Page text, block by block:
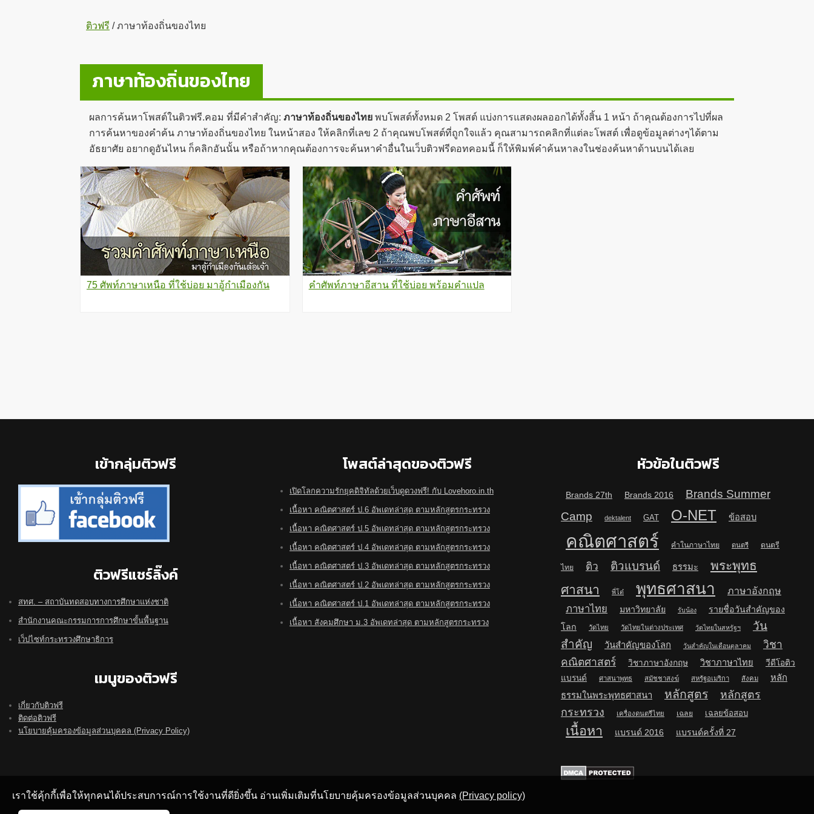
ติวฟรี /ภาษาท้องถิ่นของไทย
ภาษาท้องถิ่นของไทย
ผลการค้นหาโพสต์ในติวฟรี.คอม ที่มีคำสำคัญ: ภาษาท้องถิ่นของไทย พบโพสต์ทั้งหมด 2 โพสต์ แบ่งการแสดงผลออกได้ทั้งสิ้น 1 หน้า ถ้าคุณต้องการไปที่ผล
การค้นหาของคำค้น ภาษาท้องถิ่นของไทย ในหน้าสอง ให้คลิกที่เลข 2 ถ้าคุณพบโพสต์ที่ถูกใจแล้ว คุณสามารถคลิกที่แต่ละโพสต์ เพื่อดูข้อมูลต่างๆได้ตาม
อัธยาศัย อยากดูอันไหน ก็คลิกอันนั้น หรือถ้าหากคุณต้องการจะค้นหาคำอื่นในเว็บติวฟรีดอทคอมนี้ ก็ให้พิมพ์คำค้นหาลงในช่องค้นหาด้านบนได้เลย
75 ศัพท์ภาษาเหนือ ที่ใช้บ่อย มาอู้กําเมืองกัน คำศัพท์ภาษาอีสาน ที่ใช้บ่อย พร้อมคำแปล
เข้ากลุ่มติวฟรี
ติวฟรีแชร์ลิ๊งค์
สทศ. – สถาบันทดสอบทางการศึกษาแห่งชาติ
สำนักงานคณะกรรมการการศึกษาขั้นพื้นฐาน
เว็ปไซท์กระทรวงศึกษาธิการ
เมนูของติวฟรี
เกี่ยวกับติวฟรี
ติดต่อติวฟรี
นโยบายคุ้มครองข้อมูลส่วนบุคคล (Privacy Policy)
โพสต์ล่าสุดของติวฟรี
เปิดโลกความรักยุคดิจิทัลด้วยเว็บดูดวงฟรี! กับ Lovehoro.in.th
เนื้อหา คณิตศาสตร์ ป.6 อัพเดทล่าสุด ตามหลักสูตรกระทรวง
เนื้อหา คณิตศาสตร์ ป.5 อัพเดทล่าสุด ตามหลักสูตรกระทรวง
เนื้อหา คณิตศาสตร์ ป.4 อัพเดทล่าสุด ตามหลักสูตรกระทรวง
เนื้อหา คณิตศาสตร์ ป.3 อัพเดทล่าสุด ตามหลักสูตรกระทรวง
เนื้อหา คณิตศาสตร์ ป.2 อัพเดทล่าสุด ตามหลักสูตรกระทรวง
เนื้อหา คณิตศาสตร์ ป.1 อัพเดทล่าสุด ตามหลักสูตรกระทรวง
เนื้อหา สังคมศึกษา ม.3 อัพเดทล่าสุด ตามหลักสูตรกระทรวง
หัวข้อในติวฟรี
Brands 27th Brands 2016
Brands Summer
Camp
dektalent GAT O-NET ข้อสอบ
คณิตศาสตร์ คำในภาษาไทย ดนตรี ดนตรี
ไทย ติว ติวแบรนด์ ธรรมะ
พระพุทธ
ศาสนา
พี่โต๋ พุทธศาสนา ภาษาอังกฤษ
ภาษาไทย มหาวิทยาลัย รับน้อง
รายชื่อวันสำคัญของ
โลก
วัดไทย วัดไทยในต่างประเทศ วัดไทยในสหรัฐฯ
วัน
สำคัญ
วันสำคัญของโลก วันสำคัญในเดือนตุลาคม
วิชา
คณิตศาสตร์
วิชาภาษาอังกฤษ วิชาภาษาไทย
วีดีโอติว
แบรนด์
ศาสนาพุทธ สมัชชาสงฆ์ สหรัฐอเมริกา สังคม
หลัก
ธรรมในพระพุทธศาสนา
หลักสูตร
หลักสูตร
กระทรวง
เครื่องดนตรีไทย เฉลย เฉลยข้อสอบ
เนื้อหา แบรนด์ 2016 แบรนด์ครั้งที่ 27
เราใช้คุ้กกี้เพื่อให้ทุกคนได้ประสบการณ์การใช้งานที่ดียิ่งขึ้น อ่านเพิ่มเติมที่นโยบายคุ้มครองข้อมูลส่วนบุคคล (Privacy policy)